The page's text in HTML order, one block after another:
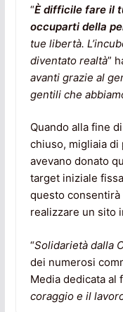
“È difficile fare il
occuparti della
tue libertà.
diventato realtà”
avanti grazie al
gentili che
Quando alla fine
chiuso, migliaia
avevano donato
target iniziale
questo consentirà
realizzare un sito
“Solidarietà dalla
dei numerosi
Media dedicata al
coraggio e il